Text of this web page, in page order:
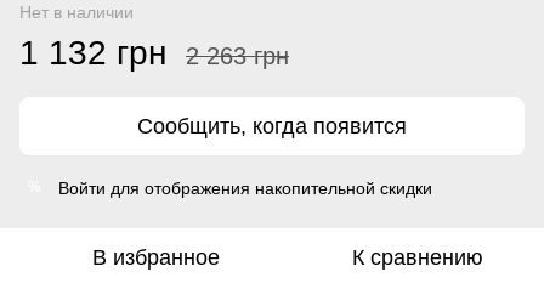
Нет в наличии
1 132 грн 2 263 грн
Сообщить, когда появится
Войти для отображения накопительной скидки
В избранное К сравнению